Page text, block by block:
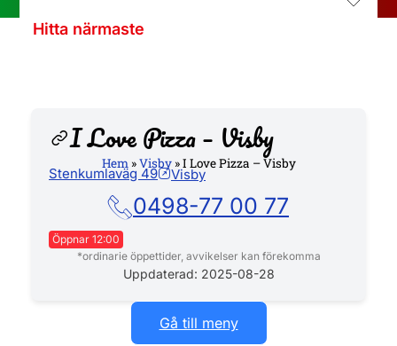
Hitta närmaste
I Love Pizza – Visby
Hem»Visby»I Love Pizza – Visby
Stenkumlaväg 49 Visby
0498-77 00 77
Öppnar 12:00
Måndag
11:30 - 21:00
Onsdag
11:30 - 21:00
Torsdag
11:30 - 21:00
*ordinarie öppettider, avvikelser kan förekomma
Uppdaterad: 2025-08-28
Gå till meny